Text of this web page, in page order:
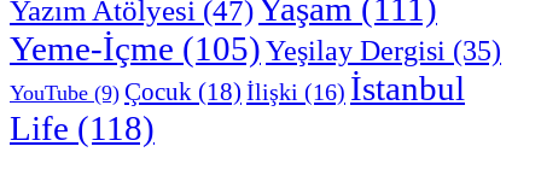
Yazım Atölyesi (47) Yaşam (111)
Yeme-İçme (105)Yeşilay Dergisi (35)
YouTube (9) Çocuk (18) İlişki (16) İstanbul
Life (118)